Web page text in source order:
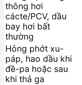
thông hơi
cácte/PCV, dầu
bay hơi bất
thường
Hỏng phớt xu-
páp, hao dầu khi
đề-pa hoặc sau
khi thả ga